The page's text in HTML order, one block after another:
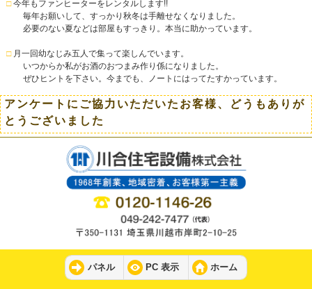
□今年もファンヒーターをレンタルします!!
毎年お願いして、すっかり秋冬は手離せなくなりました。
必要のない夏などは部屋もすっきり。本当に助かっています。
□月一回幼なじみ五人で集って楽しんでいます。
いつからか私がお酒のおつまみ作り係になりました。
ぜひヒントを下さい。今までも、ノートにはってたすかっています。
アンケートにご協力いただいたお客様、どうもありが
とうございました
パネル PC 表示 ホーム